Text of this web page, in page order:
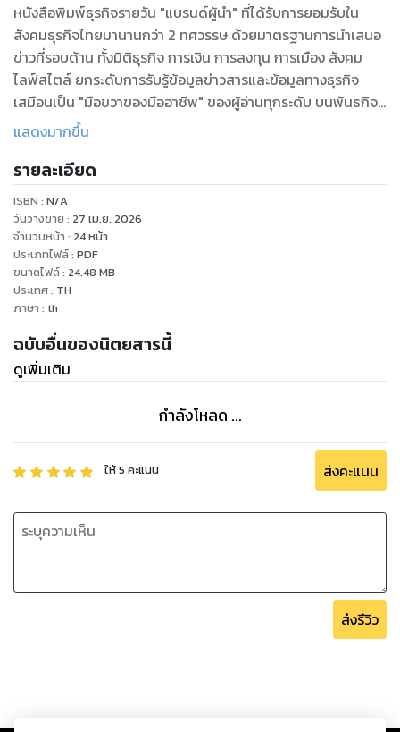
หนังสือพิมพ์ธุรกิจรายวัน "แบรนด์ผู้นำ" ที่ได้รับการยอมรับใน
สังคมธุรกิจไทยมานานกว่า 2 ทศวรรษ ด้วยมาตรฐานการนำเสนอ
ข่าวที่รอบด้าน ทั้งมิติธุรกิจ การเงิน การลงทุน การเมือง สังคม
ไลฟ์สไตล์ ยกระดับการรับรู้ข้อมูลข่าวสารและข้อมูลทางธุรกิจ
เสมือนเป็น "มือขวาของมืออาชีพ" ของผู้อ่านทุกระดับ บนพันธกิจ
เพื่อสร้างคลังข้อมูลความรู้ที่ถูกต้อง แม่นยำให้ผู้อ่านใช้เป็นเครื่อง
แสดงมากขึ้น
รายละเอียด
ISBN : N/A
วันวางขาย : 27 เม.ย. 2026
จำนวนหน้า : 24หน้า
ประเภทไฟล์: PDF
ขนาดไฟล์: 24.48 MB
ประเทศ: TH
ภาษา : th
ฉบับอื่นของนิตยสารนี้
ดูเพิ่มเติม
กำลังโหลด ...
ให้5 คะแนน ส่งคะแนน
ส่งรีวิว